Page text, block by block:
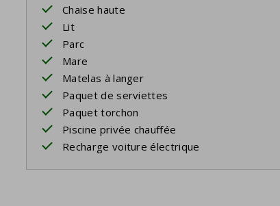
Chaise haute
Lit
Parc
Mare
Matelas à langer
Paquet de serviettes
Paquet torchon
Piscine privée chauffée
Recharge voiture électrique